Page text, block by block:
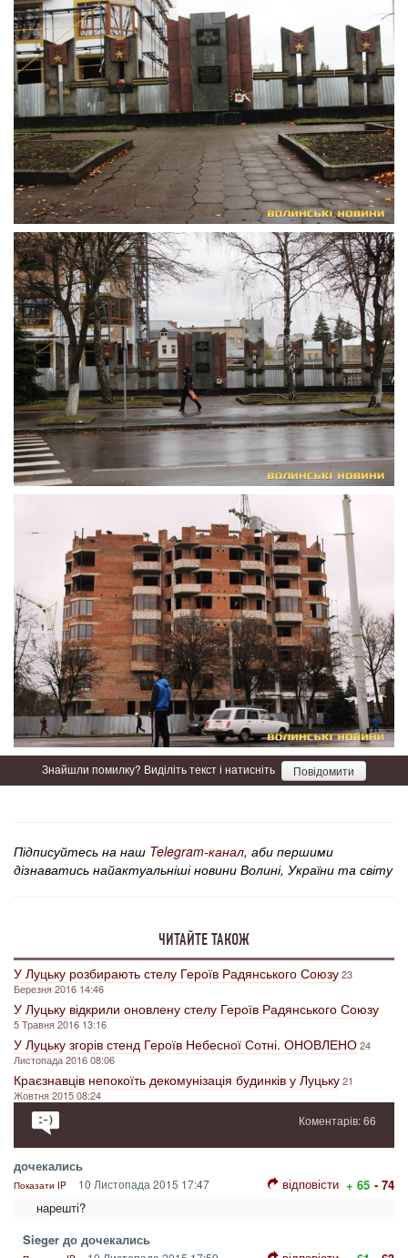
Знайшли помилку? Виділіть текст і натисніть Повідомити
Підписуйтесь на наш Telegram-канал, аби першими
дізнаватись найактуальніші новини Волині, України та світу
ЧИТАЙТЕ ТАКОЖ
У Луцьку розбирають стелу Героїв Радянського Союзу23
Березня 2016 14:46
У Луцьку відкрили оновлену стелу Героїв Радянського Союзу
5 Травня 2016 13:16
У Луцьку згорів стенд Героїв Небесної Сотні. ОНОВЛЕНО24
Листопада 2016 08:06
Краєзнавців непокоїть декомунізація будинків у Луцьку21
Жовтня 2015 08:24
Коментарів: 66
дочекались
Показати IP 10 Листопада 2015 17:47 відповісти + 65 - 74
нарешті?
Sieger до дочекались